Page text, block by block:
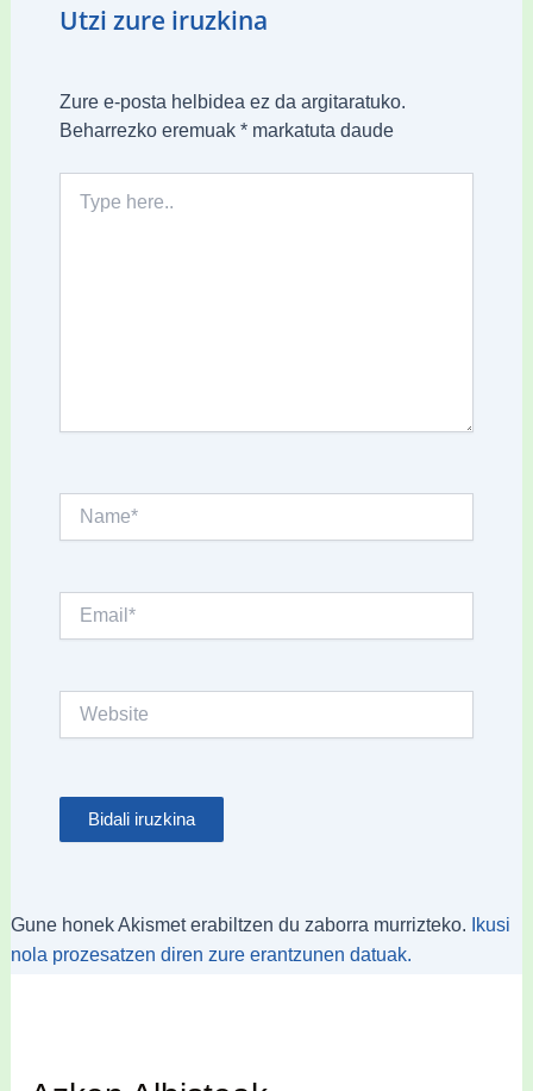
Utzi zure iruzkina
Zure e-posta helbidea ez da argitaratuko.
Beharrezko eremuak *markatuta daude
here..
Gune honek Akismet erabiltzen du zaborra murrizteko.
Ikusi
nola prozesatzen diren zure erantzunen datuak.